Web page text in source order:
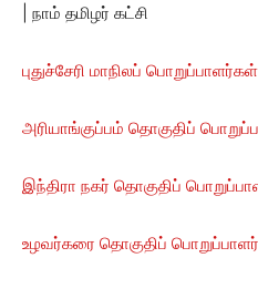
| நாம் தமிழர் கட்சி
புதுச்சேரி மாநிலப்
அரியாங்குப்பம் தொகுதிப்
இந்திரா நகர் தொகுதிப்
உழவர்கரை தொகுதிப்